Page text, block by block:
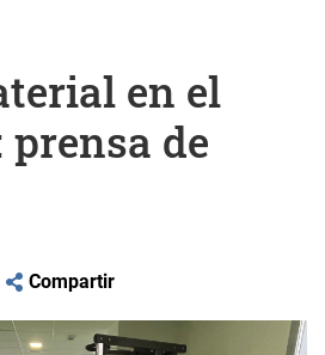
en el
de
Compartir